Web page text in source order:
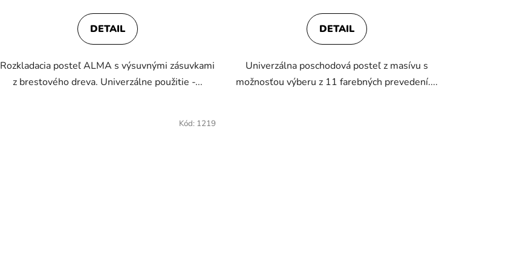
DETAIL
Rozkladacia posteľ ALMA s výsuvnými zásuvkami
z brestového dreva. Univerzálne použitie -...
je
5,0
5
hviezdičiek.
DETAIL
Univerzálna poschodová posteľ z masívu s
možnosťou výberu z 11 farebných prevedení....
Kód: 1219